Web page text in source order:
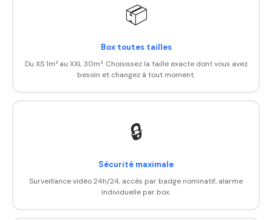
📦
Box toutes tailles
Du XS 1m³ au XXL 30m³. Choisissez la taille exacte dont vous avez
besoin et changez à tout moment.
🔒
Sécurité maximale
Surveillance vidéo 24h/24, accès par badge nominatif, alarme
individuelle par box.